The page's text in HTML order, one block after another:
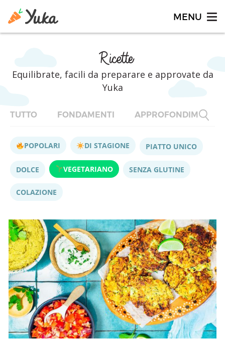
Ricette
Equilibrate, facili da preparare e approvate da
Yuka
TUTTO FONDAMENTI APPROFONDIMENTI
POPOLARI DI STAGIONE PIATTO UNICO
DOLCE VEGETARIANO SENZA GLUTINE
COLAZIONE